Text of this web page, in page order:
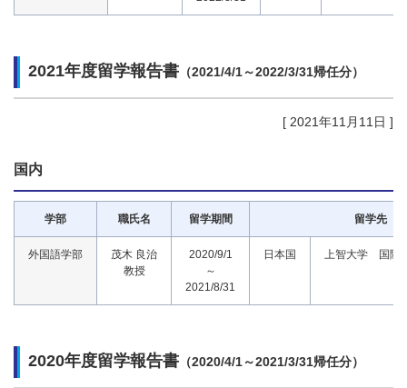
2021年度留学報告書 （2021/4/1～2022/3/31帰任分）
[ 2021年11月11日 ]
国内
学部 職氏名 留学期間 留学先
外国語学部
茂木 良治
教授
2020/9/1
～
2021/8/31
日本国 上智大学 国際
2020年度留学報告書 （2020/4/1～2021/3/31帰任分）